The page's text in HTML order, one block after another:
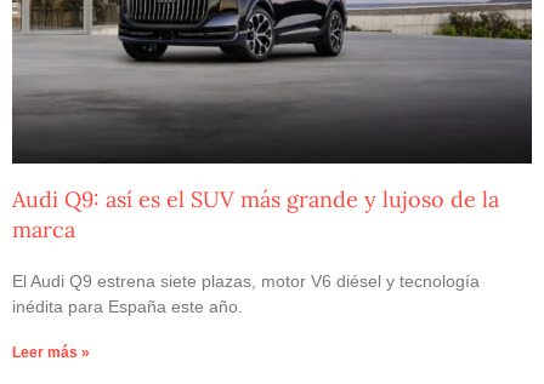
Audi Q9: así es el SUV más grande y lujoso de la
marca
El Audi Q9 estrena siete plazas, motor V6 diésel y tecnología
inédita para España este año.
Leer más »